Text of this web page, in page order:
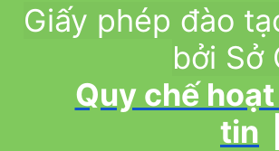
Giấy phép đào
bởi Sở
Quy chế
tin